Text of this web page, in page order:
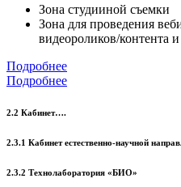
Зона студииной съемки
Зона для проведения
видеороликов/контента
Подробнее
Подробнее
2.2 Кабинет….
2.3.1 Кабинет естественно-научной
2.3.2 Технолаборатория «БИО»